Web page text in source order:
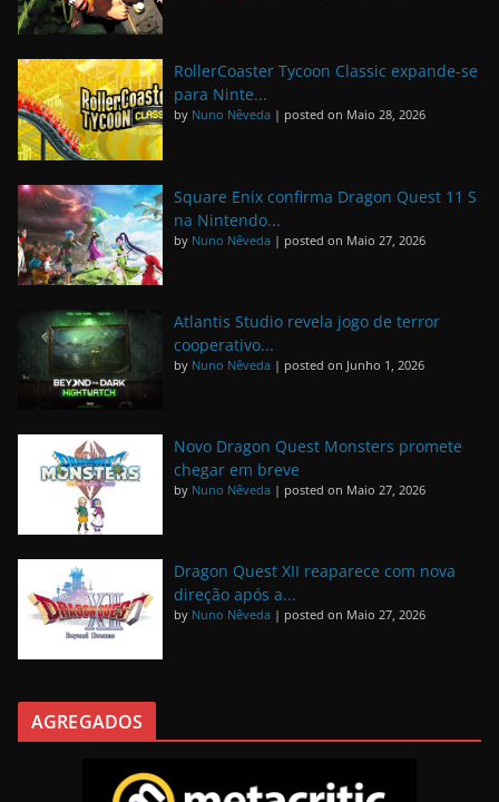
RollerCoaster Tycoon Classic expande-se
para Ninte...
by Nuno Nêveda | posted on Maio 28, 2026
Square Enix confirma Dragon Quest 11 S
na Nintendo...
by Nuno Nêveda | posted on Maio 27, 2026
Atlantis Studio revela jogo de terror
cooperativo...
by Nuno Nêveda | posted on Junho 1, 2026
Novo Dragon Quest Monsters promete
chegar em breve
by Nuno Nêveda | posted on Maio 27, 2026
Dragon Quest XII reaparece com nova
direção após a...
by Nuno Nêveda | posted on Maio 27, 2026
AGREGADOS